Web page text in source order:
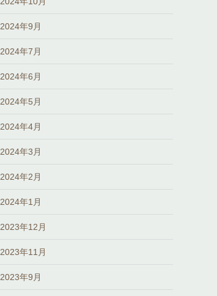
2024年9月
2024年7月
2024年6月
2024年5月
2024年4月
2024年3月
2024年2月
2024年1月
2023年12月
2023年11月
2023年9月